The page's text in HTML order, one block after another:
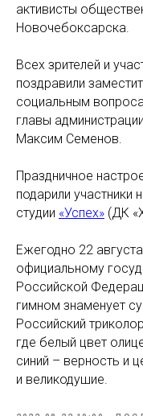
активисты
Новочебоксарска.
Всех зрителей и
поздравили
социальным
главы
Максим Семенов.
Праздничное
подарили участники
студии «Успех» (ДК
Ежегодно 22
официальному
Российской
гимном знаменует
Российский
где белый цвет
синий – верность и
и великодушие.